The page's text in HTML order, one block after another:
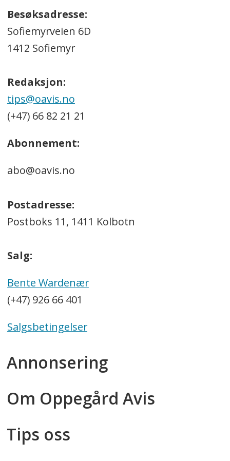
Besøksadresse:
Sofiemyrveien 6D
1412 Sofiemyr
Redaksjon:
tips@oavis.no
(+47) 66 82 21 21
Abonnement:
abo@oavis.no
Postadresse:
Postboks 11, 1411 Kolbotn
Salg:
Bente Wardenær
(+47) 926 66 401
Salgsbetingelser
Annonsering
Om Oppegård Avis
Tips oss